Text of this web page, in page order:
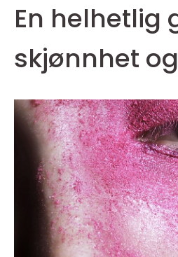
En helhetlig
skjønnhet